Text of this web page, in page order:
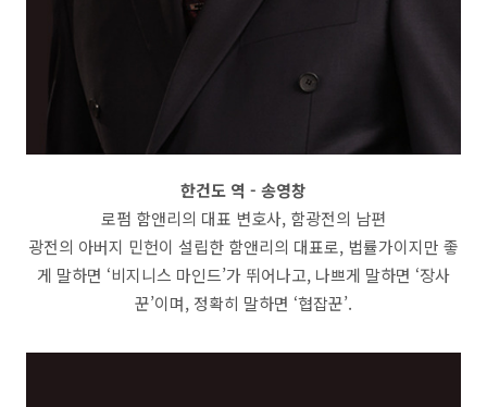
한건도 역 - 송영창
로펌 함앤리의 대표 변호사, 함광전의 남편
광전의 아버지 민헌이 설립한 함앤리의 대표로, 법률가이지만 좋
게 말하면 ‘비지니스 마인드’가 뛰어나고, 나쁘게 말하면 ‘장사
꾼’이며, 정확히 말하면 ‘협잡꾼’.